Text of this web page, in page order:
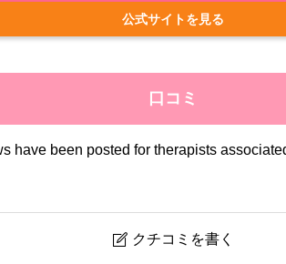
公式サイトを見る
口コミ
have been posted for therapists
 クチコミを書く